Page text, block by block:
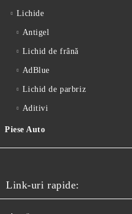
Lichide
Antigel
Lichid de frânǎ
AdBlue
Lichid de parbriz
Aditivi
Piese Auto
Link-uri rapide: